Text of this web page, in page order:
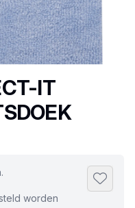
IT
worden